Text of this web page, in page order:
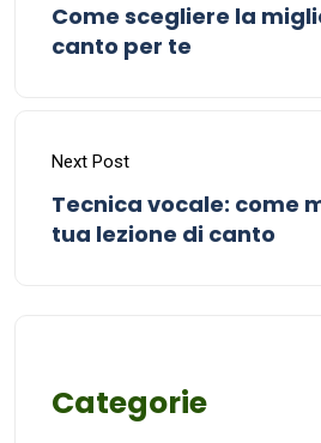
Come scegliere la
canto per te
Next Post
Tecnica vocale: come
tua lezione di canto
Categorie